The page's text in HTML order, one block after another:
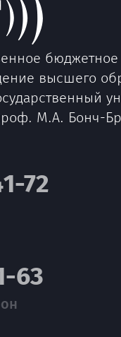
бюджетное
высшего
М.А. Бонч-
72
63